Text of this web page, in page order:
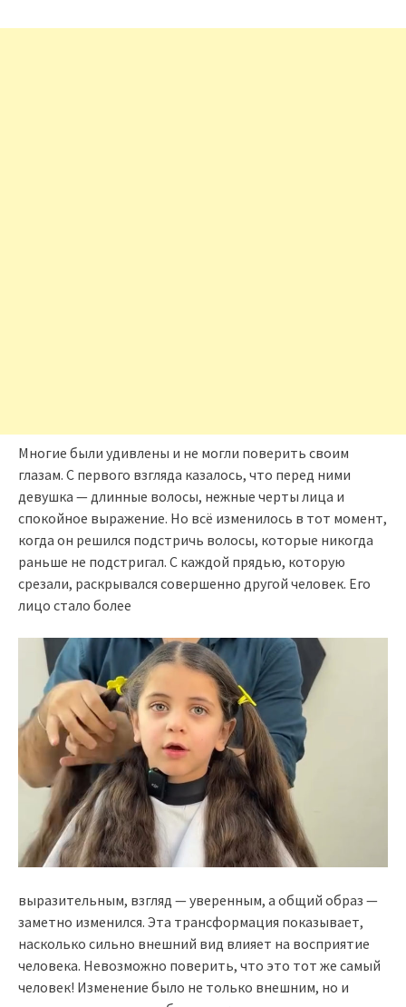
Многие были удивлены и не могли поверить своим
глазам. С первого взгляда казалось, что перед ними
девушка — длинные волосы, нежные черты лица и
спокойное выражение. Но всё изменилось в тот момент,
когда он решился подстричь волосы, которые никогда
раньше не подстригал. С каждой прядью, которую
срезали, раскрывался совершенно другой человек. Его
лицо стало более
выразительным, взгляд — уверенным, а общий образ —
заметно изменился. Эта трансформация показывает,
насколько сильно внешний вид влияет на восприятие
человека. Невозможно поверить, что это тот же самый
человек! Изменение было не только внешним, но и